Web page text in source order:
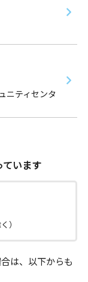
ニティセンタ
ています
）
は、以下からも